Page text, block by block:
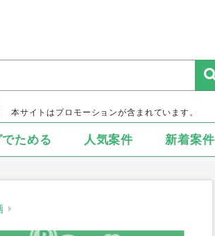
本サイトはプロモーションが含まれています。
ためる 人気案件 新着案件